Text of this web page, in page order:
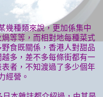
幾種類來說，更加係集中
等等，而相對地每種菜式
食既關係，香港人對甜品
多，差不多每條街都有一
者，不知渡過了多少個年
經營。